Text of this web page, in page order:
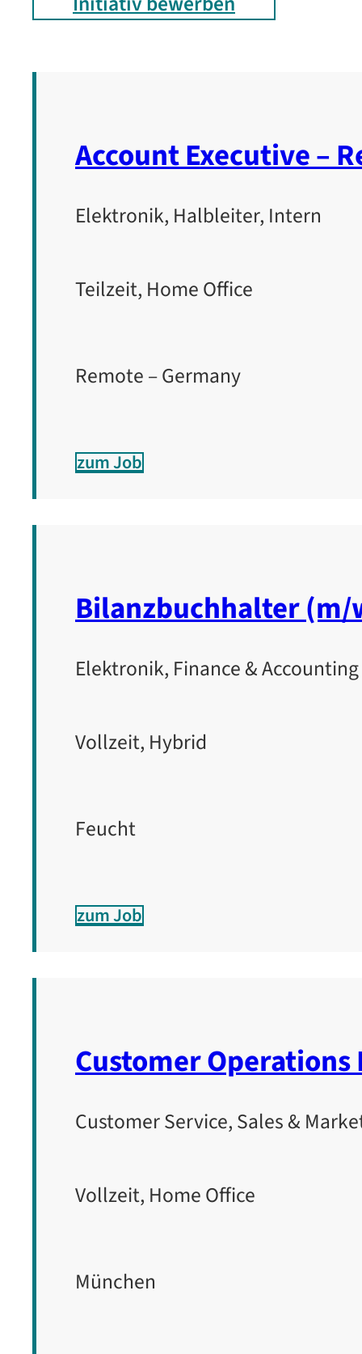
Account Executive –
Elektronik, Halbleiter, Intern
Teilzeit, Home Office
Remote – Germany
zum Job
Bilanzbuchhalter
Elektronik, Finance & Accounting
Vollzeit, Hybrid
Feucht
zum Job
Customer
Customer Service, Sales &
Vollzeit, Home Office
München